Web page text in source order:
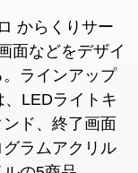
からくりサー
面などをデザイ
ラインアップ
LEDライトキ
ド、終了画面
ラムアクリル